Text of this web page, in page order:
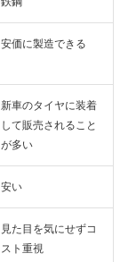
安価に製造できる
新車のタイヤに装着
して販売されること
が多い
安い
見た目を気にせずコ
スト重視